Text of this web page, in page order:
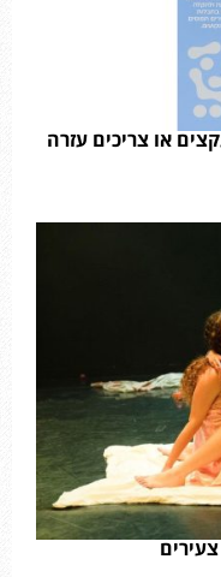
או צריכים עזרה